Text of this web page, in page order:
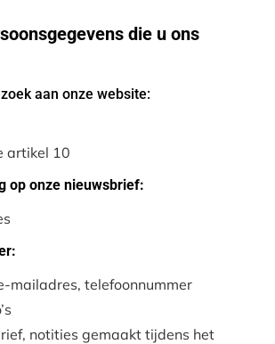
die u ons
aan onze website:
artikel 10
op onze nieuwsbrief:
mailadres, telefoonnummer
notities gemaakt tijdens het